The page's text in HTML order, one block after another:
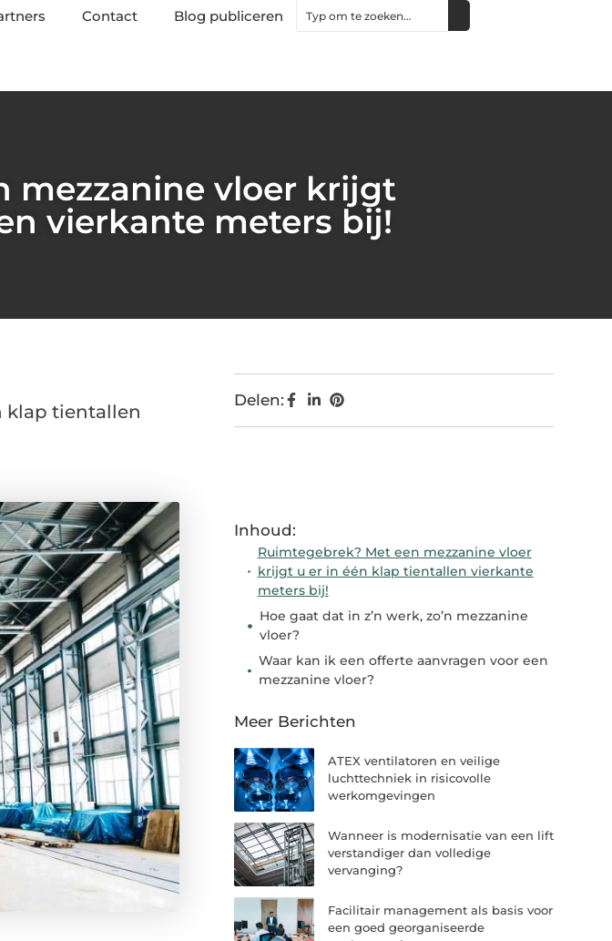
Contact Blog publiceren
mezzanine vloer krijgt
vierkante meters bij!
klap tientallen
Delen:
Inhoud:
Ruimtegebrek? Met een mezzanine vloer
krijgt u er in één klap tientallen vierkante
meters bij!
Hoe gaat dat in z’n werk, zo’n mezzanine
vloer?
Waar kan ik een offerte aanvragen voor een
mezzanine vloer?
Meer Berichten
ATEX ventilatoren en veilige
luchttechniek in risicovolle
werkomgevingen
Wanneer is modernisatie van een lift
verstandiger dan volledige
vervanging?
Facilitair management als basis voor
een goed georganiseerde